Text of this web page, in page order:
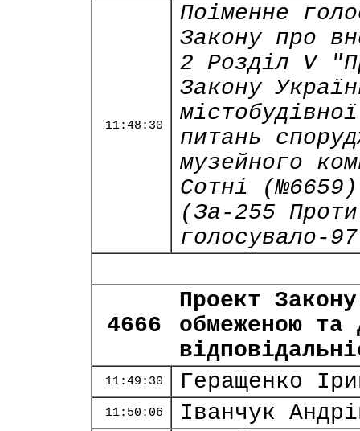
11:48:30
Поіменне
Закону про
2 Розділ V
Закону
питань
музейного
Сотні
(За-255
голосувало-
4666
Проект
обмеженою та
11:49:30 Геращенко
11:50:06 Іванчук